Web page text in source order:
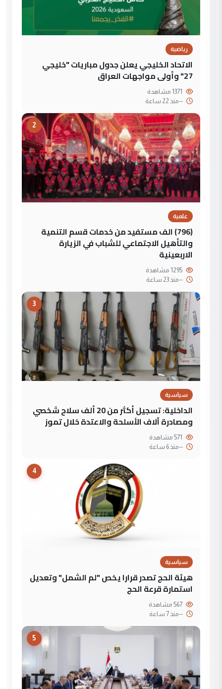
رياضية
الاتحاد الخليجي يعلن جدول مباريات "خليجي
27" وأولى مواجهات العراق
--منذ 22 ساعة
2
علمية
(796) الف مستفيد من خدمات قسم التنمية
والتأهيل الاجتماعي للشباب في الزيارة
الاربعينية
--منذ 23 ساعة
3
سياسية
الداخلية: تسجيل أكثر من 20 ألف سلاح شخصي
ومصادرة آلاف الأسلحة والاعتدة خلال تموز
--منذ 6 ساعة
4
سياسية
هيئة الحج تصدر قرارا يخص "لم الشمل" وتعديل
استمارة قرعة الحج
--منذ 7 ساعة
5